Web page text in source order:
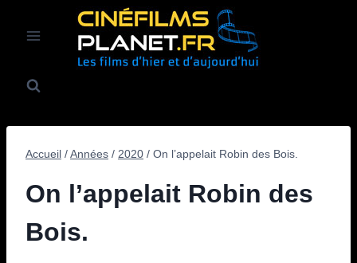
Accueil /Années / 2020 / On l’appelait Robin des Bois.
On l’appelait Robin des
Bois.